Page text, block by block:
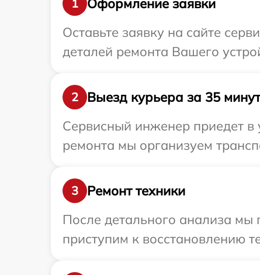
1
Оставьте заявку на сайте
деталей ремонта Вашего
2
Выезд курьера за 35 минут
Сервисный инженер приедет
ремонта мы организуем
3
Ремонт техники
После детального анализа мы
приступим к восстановлению